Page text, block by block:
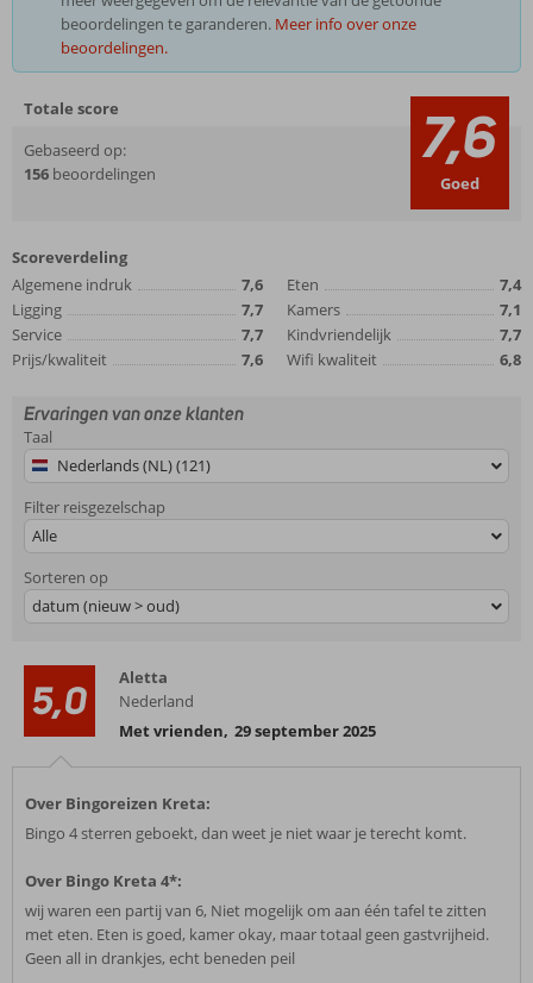
beoordelingen te garanderen. Meer info over onze
beoordelingen.
Totale score
Gebaseerd op:
156 beoordelingen 7,6
Goed
Scoreverdeling
Algemene indruk
7,6
Ligging
7,7
Service
7,7
Prijs/kwaliteit
7,6
Eten
7,4
Kamers
7,1
Kindvriendelijk
7,7
Wifi kwaliteit
6,8
Ervaringen van onze klanten
Taal
Nederlands (NL) (121)
Filter reisgezelschap
Alle
Sorteren op
datum (nieuw > oud)
5,0
Aletta
Nederland
Met vrienden, 29 september 2025
Over Bingoreizen Kreta:
Bingo 4 sterren geboekt, dan weet je niet waar je terecht komt.
Over Bingo Kreta 4*:
wij waren een partij van 6, Niet mogelijk om aan één tafel te zitten
met eten. Eten is goed, kamer okay, maar totaal geen gastvrijheid.
Geen all in drankjes, echt beneden peil